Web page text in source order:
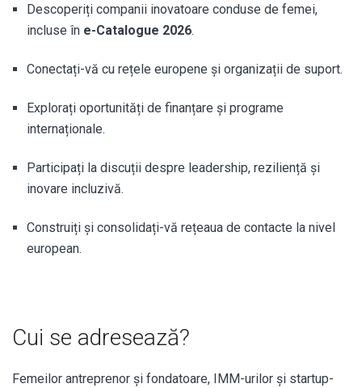
Descoperiți companii inovatoare conduse de femei,
incluse în e-Catalogue 2026.
Conectați-vă cu rețele europene și organizații de suport.
Explorați oportunități de finanțare și programe
internaționale.
Participați la discuții despre leadership, reziliență și
inovare incluzivă.
Construiți și consolidați-vă rețeaua de contacte la nivel
european.
Cui se adresează?
Femeilor antreprenor și fondatoare, IMM-urilor și startup-